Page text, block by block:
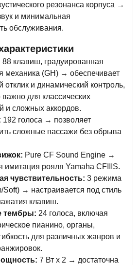
резонанса корпуса →
и минимальная
обслуживания.
88 клавиш, градуированная
механика (GH) → обеспечивает
отклик и динамический контроль,
важно для классических
и сложных аккордов.
192 голоса → позволяет
сложные пассажи без обрыва
Pure CF Sound Engine →
имитация рояля Yamaha CFIIIS.
чувствительность: 3 режима
Soft) → настраивается под стиль
клавиш.
тембры: 24 голоса, включая
пианино, органы,
для различных жанров и
7 Вт x 2 → достаточна